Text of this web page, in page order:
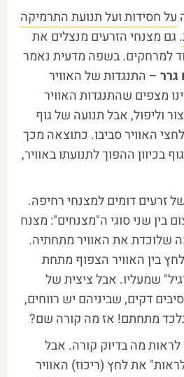
על חסידות ועל תנועת התרמיקה
. גם מצנחי הזרעים מנצלים את
למרחקים. בשפה מדעית נאמר
גרר – התנגדות של האוויר
מצפים שהתנגדות האוויר
וליפול, אבל תנועה של גוף
האוויר סביבו. כתוצאה מכך
בכיוון ההפוך לתנועתו באוויר,
זרעים דומים למצנחי רחיפה.
בין שני סוגי ה"מצנחים": מצנח
שלוכדת את האוויר מתחתיה.
בין האוויר הצפוף מתחת
שמעליו. אבל ציצית של
דקים, שביניהם יש רווחים,
נלכד מתחתם! אז מה קורה שם?
מה בדיוק קורה. אבל
את לחץ (ריכוז) האוויר